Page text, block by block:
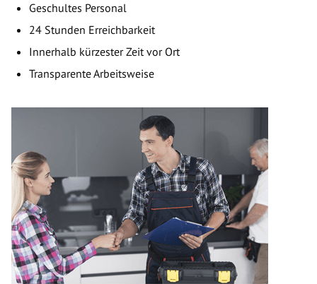
Geschultes Personal
24 Stunden Erreichbarkeit
Innerhalb kürzester Zeit vor Ort
Transparente Arbeitsweise